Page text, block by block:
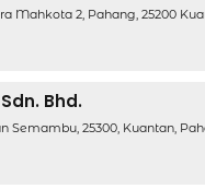
Mahkota 2, Pahang, 25200
Bhd.
Semambu, 25300, Kuantan,